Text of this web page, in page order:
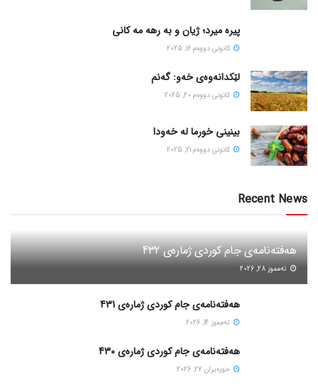
پیره میرد؛ ژیان و به رهه مه کانی
كانونی دووه‌م 16, 2025
لێکدانەوەی خەو: گەنم
كانونی دووه‌م 20, 2025
بینینی خورما لە خەودا
كانونی دووه‌م 21, 2025
Recent News
هەفتەنامەی جام کوردی ژمارەی 432
ته‌مموز 28, 2026
هەفتەنامەی جام کوردی ژمارەی 431
ته‌مموز 14, 2026
هەفتەنامەی جام کوردی ژمارەی 430
حوزه‌یران 27, 2026